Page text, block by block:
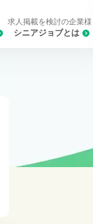
シニアジョブとは
求人掲載を検討の企業様